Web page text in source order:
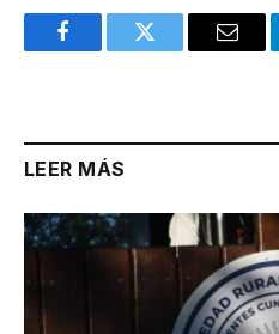
FacebookTwitter Email
LEER MÁS